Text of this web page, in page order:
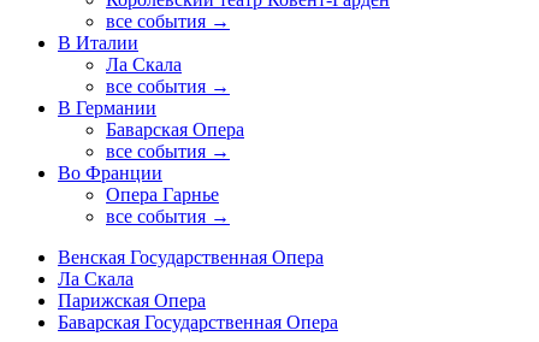
все события →
В Италии
Ла Скала
все события →
В Германии
Баварская Опера
все события →
Во Франции
Опера Гарнье
все события →
Венская Государственная Опера
Ла Скала
Парижская Опера
Баварская Государственная Опера